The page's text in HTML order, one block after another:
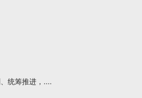
统筹推进，....